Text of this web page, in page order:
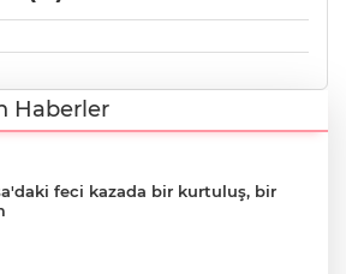
Haberler
feci kazada bir kurtuluş, bir